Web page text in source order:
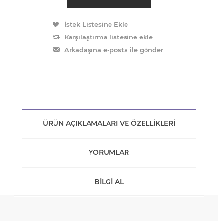
ÜRÜN AÇIKLAMALARI VE ÖZELLIKLERI
YORUMLAR
BILGI AL